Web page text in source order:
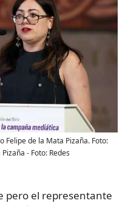
Felipe de la Mata Pizaña. Foto:
- Foto: Redes
pero el representante